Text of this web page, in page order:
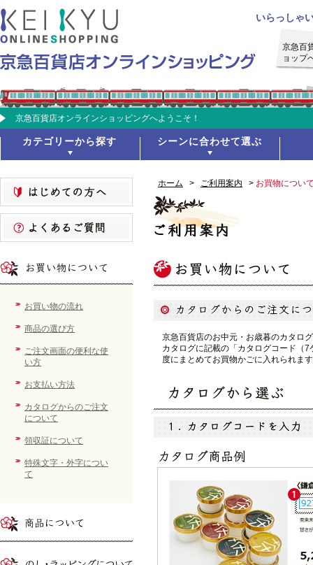
いらっしゃ
京急百
ョップ
京急百貨店オンラインショッピングへようこそ！
カテゴリーから探す シーンに合わせて選ぶ
ホーム > ご利用案内 > お買物につい
京急百貨店のお中元・お歳暮のカタロ
カタログに記載の「カタログコード（
度にまとめてお買物かごに入れられま
お買い物の流れ
商品の選び方
ご注文画面の便利な使
い方
お支払い方法
カタログからのご注文
について
領収証について
特殊文字・外字につい
て